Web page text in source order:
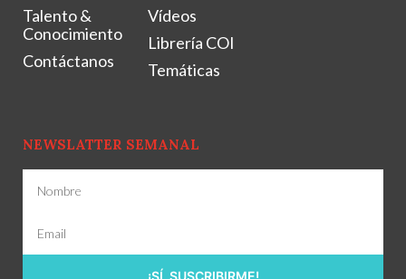
Talento &
Conocimiento
Contáctanos
Vídeos
Librería COI
Temáticas
NEWSLATTER SEMANAL
¡SÍ, SUSCRIBIRME!